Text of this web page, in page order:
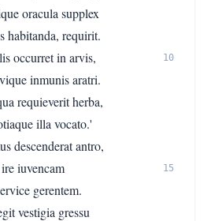
oracula supplex
habitanda, requirit.
occurret in arvis,
10
inmunis aratri.
requieverit herba,
illa vocato.'
descenderat antro,
iuvencam
15
gerentem.
vestigia gressu